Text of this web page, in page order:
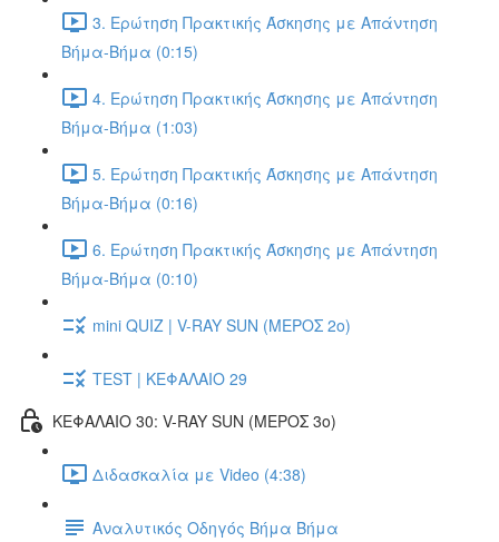
3. Ερώτηση Πρακτικής Άσκησης με Απάντηση
Βήμα-Βήμα (0:15)
4. Ερώτηση Πρακτικής Άσκησης με Απάντηση
Βήμα-Βήμα (1:03)
5. Ερώτηση Πρακτικής Άσκησης με Απάντηση
Βήμα-Βήμα (0:16)
6. Ερώτηση Πρακτικής Άσκησης με Απάντηση
Βήμα-Βήμα (0:10)
mini QUIZ | V-RAY SUN (ΜΕΡΟΣ 2o)
TEST | ΚΕΦΑΛΑΙΟ 29
ΚΕΦΑΛΑΙΟ 30: V-RAY SUN (ΜΕΡΟΣ 3o)
Διδασκαλία με Video (4:38)
Αναλυτικός Οδηγός Βήμα Βήμα